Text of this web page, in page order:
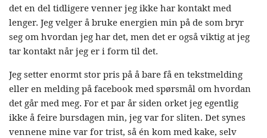
det en del tidligere venner jeg ikke har kontakt med
lenger. Jeg velger å bruke energien min på de som bryr
seg om hvordan jeg har det, men det er også viktig at jeg
tar kontakt når jeg er i form til det.
Jeg setter enormt stor pris på å bare få en tekstmelding
eller en melding på facebook med spørsmål om hvordan
det går med meg. For et par år siden orket jeg egentlig
ikke å feire bursdagen min, jeg var for sliten. Det synes
vennene mine var for trist, så én kom med kake, selv